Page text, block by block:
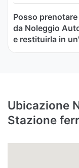
Posso
da Noleggio
e restituirla in
Ubicazione
Stazione